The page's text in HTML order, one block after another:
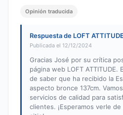
Opinión traducida
Respuesta de LOFT ATTITUDE
Publicada el 12/12/2024
Gracias José por su crítica
página web LOFT ATTITUDE.
de saber que ha recibido la
aspecto bronce 137cm.
servicios de calidad para
clientes. ¡Esperamos verle